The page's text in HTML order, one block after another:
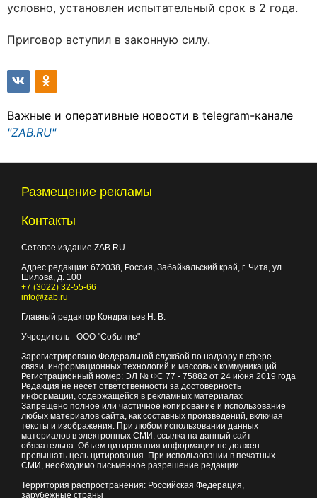
условно, установлен испытательный срок в 2 года.
Приговор вступил в законную силу.
Важные и оперативные новости в telegram-канале
"ZAB.RU"
Размещение рекламы
Контакты
Сетевое издание ZAB.RU
Адрес редакции: 672038, Россия, Забайкальский край, г. Чита, ул.
Шилова, д. 100
+7 (3022) 32-55-66
info@zab.ru
Главный редактор Кондратьев Н. В.
Учредитель - ООО "Событие"
Зарегистрировано Федеральной службой по надзору в сфере
связи, информационных технологий и массовых коммуникаций.
Регистрационный номер: ЭЛ № ФС 77 - 75882 от 24 июня 2019 года
Редакция не несет ответственности за достоверность
информации, содержащейся в рекламных материалах
Запрещено полное или частичное копирование и использование
любых материалов сайта, как составных произведений, включая
тексты и изображения. При любом использовании данных
материалов в электронных СМИ, ссылка на данный сайт
обязательна. Объем цитирования информации не должен
превышать цель цитирования. При использовании в печатных
СМИ, необходимо письменное разрешение редакции.
Территория распространения: Российская Федерация,
зарубежные страны